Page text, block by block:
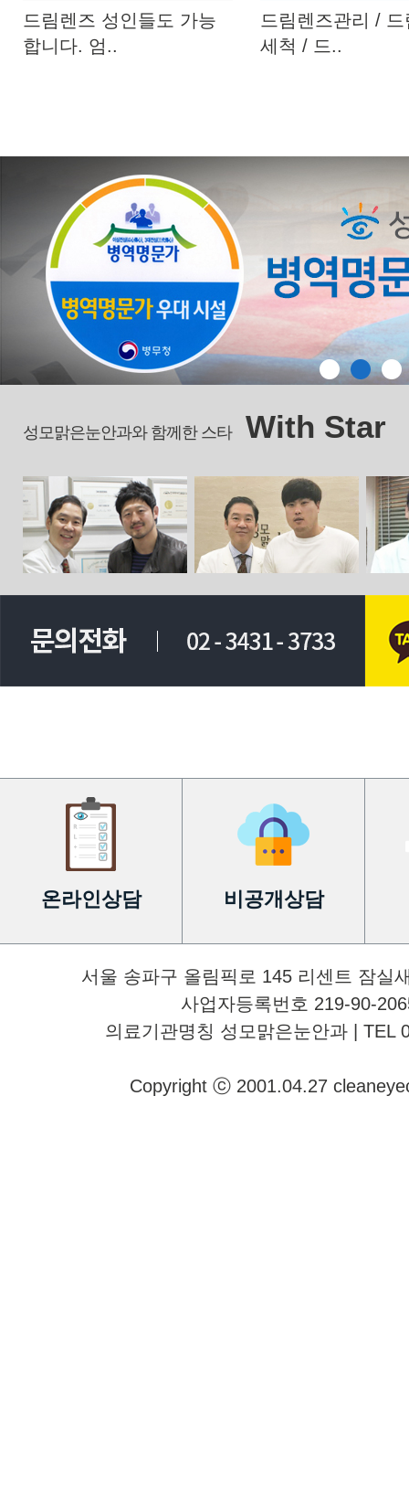
드림렌즈 성인들도 가능
합니다. 엄..
드림렌즈관리 /
세척 / 드..
성모맑은눈안과와 함께한 스타 With Star
온라인상담 비공개상담
서울 송파구 올림픽로 145 리센트 잠실
사업자등록번호 219-90-
의료기관명칭 성모맑은눈안과 | TEL
Copyright ⓒ 2001.04.27